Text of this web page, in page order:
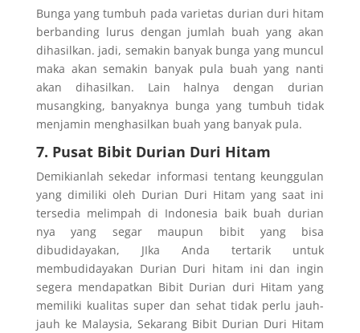
Bunga yang tumbuh pada varietas durian duri hitam
berbanding lurus dengan jumlah buah yang akan
dihasilkan. jadi, semakin banyak bunga yang muncul
maka akan semakin banyak pula buah yang nanti
akan dihasilkan. Lain halnya dengan durian
musangking, banyaknya bunga yang tumbuh tidak
menjamin menghasilkan buah yang banyak pula.
7. Pusat Bibit Durian Duri Hitam
Demikianlah sekedar informasi tentang keunggulan
yang dimiliki oleh Durian Duri Hitam yang saat ini
tersedia melimpah di Indonesia baik buah durian
nya yang segar maupun bibit yang bisa
dibudidayakan, JIka Anda tertarik untuk
membudidayakan Durian Duri hitam ini dan ingin
segera mendapatkan Bibit Durian duri Hitam yang
memiliki kualitas super dan sehat tidak perlu jauh-
jauh ke Malaysia, Sekarang Bibit Durian Duri Hitam